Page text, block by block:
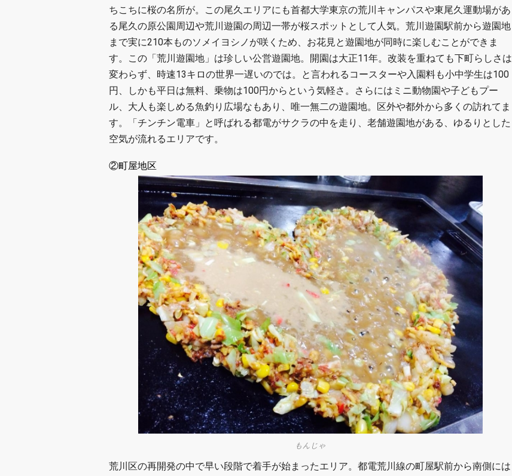
ちこちに桜の名所が。この尾久エリアにも首都大学東京の荒川キャンパスや東尾久運動場があ
る尾久の原公園周辺や荒川遊園の周辺一帯が桜スポットとして人気。荒川遊園駅前から遊園地
まで実に210本ものソメイヨシノが咲くため、お花見と遊園地が同時に楽しむことができま
す。この「荒川遊園地」は珍しい公営遊園地。開園は大正11年。改装を重ねても下町らしさは
変わらず、時速13キロの世界一遅いのでは。と言われるコースターや入園料も小中学生は100
円、しかも平日は無料、乗物は100円からという気軽さ。さらにはミニ動物園や子どもプー
ル、大人も楽しめる魚釣り広場なもあり、唯一無二の遊園地。区外や都外から多くの訪れてま
す。「チンチン電車」と呼ばれる都電がサクラの中を走り、老舗遊園地がある、ゆるりとした
空気が流れるエリアです。
②町屋地区
もんじゃ
荒川区の再開発の中で早い段階で着手が始まったエリア。都電荒川線の町屋駅前から南側には